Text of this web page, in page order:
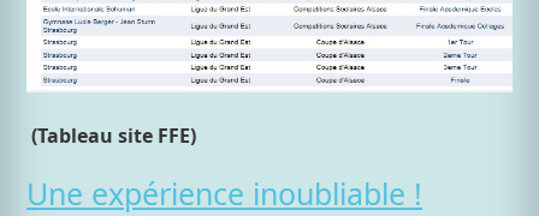
(Tableau site FFE)
Une expérience inoubliable !